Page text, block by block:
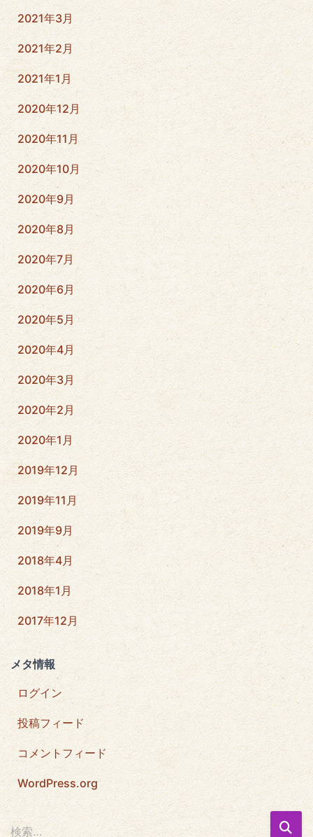
2021年3月
2021年2月
2021年1月
2020年12月
2020年11月
2020年10月
2020年9月
2020年8月
2020年7月
2020年6月
2020年5月
2020年4月
2020年3月
2020年2月
2020年1月
2019年12月
2019年11月
2019年9月
2018年4月
2018年1月
2017年12月
メタ情報
ログイン
投稿フィード
コメントフィード
WordPress.org
検
検索…